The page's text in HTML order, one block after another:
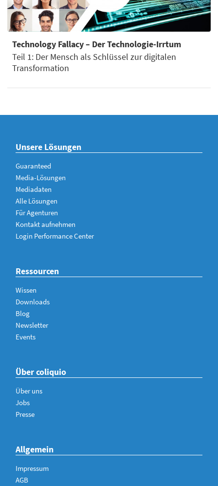
Technology Fallacy – Der Technologie-Irrtum
Teil 1: Der Mensch als Schlüssel zur digitalen
Transformation
Unsere Lösungen
Guaranteed
Media-Lösungen
Mediadaten
Alle Lösungen
Für Agenturen
Kontakt aufnehmen
Login Performance Center
Ressourcen
Wissen
Downloads
Blog
Newsletter
Events
Über coliquio
Über uns
Jobs
Presse
Allgemein
Impressum
AGB